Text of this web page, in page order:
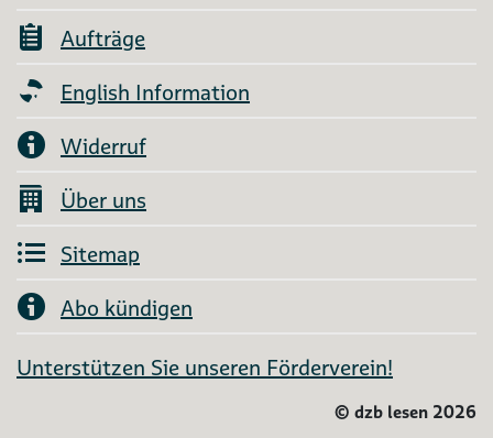
Aufträge
English Information
Widerruf
Über uns
Sitemap
Abo kündigen
Unterstützen Sie unseren Förderverein!
© dzb lesen 2026